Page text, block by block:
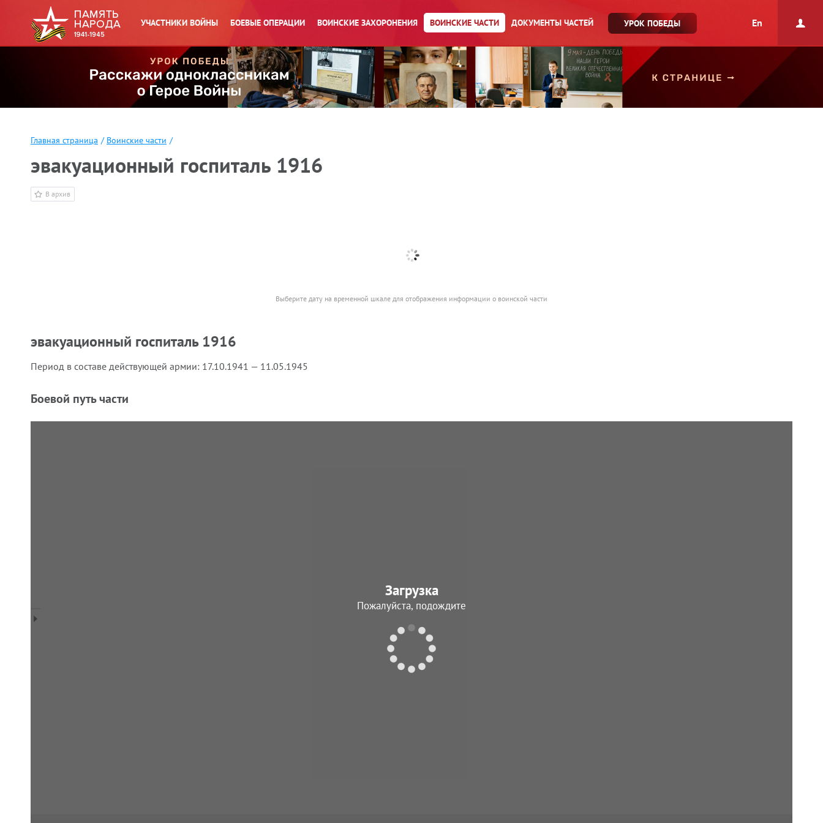
УЧАСТНИКИ ВОЙНЫ БОЕВЫЕ ОПЕРАЦИИ ВОИНСКИЕ ЗАХОРОНЕНИЯ ВОИНСКИЕ ЧАСТИ ДОКУМЕНТЫ ЧАСТЕЙ УРОК ПОБЕДЫ En
Главная страница / Воинские части /
эвакуационный госпиталь 1916
В архив
Выберите дату на временной шкале для отображения информации о воинской части
эвакуационный госпиталь 1916
Период в составе действующей армии: 17.10.1941 — 11.05.1945
Боевой путь части
Загрузка
Пожалуйста, подождите